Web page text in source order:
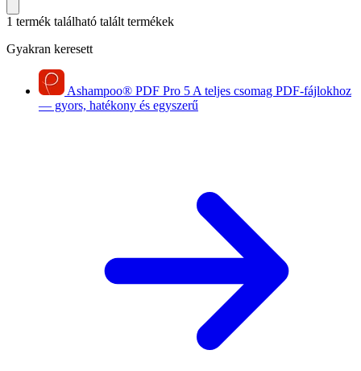
1 termék található talált termékek
Gyakran keresett
Ashampoo® PDF Pro 5 A teljes csomag PDF-fájlokhoz
— gyors, hatékony és egyszerű